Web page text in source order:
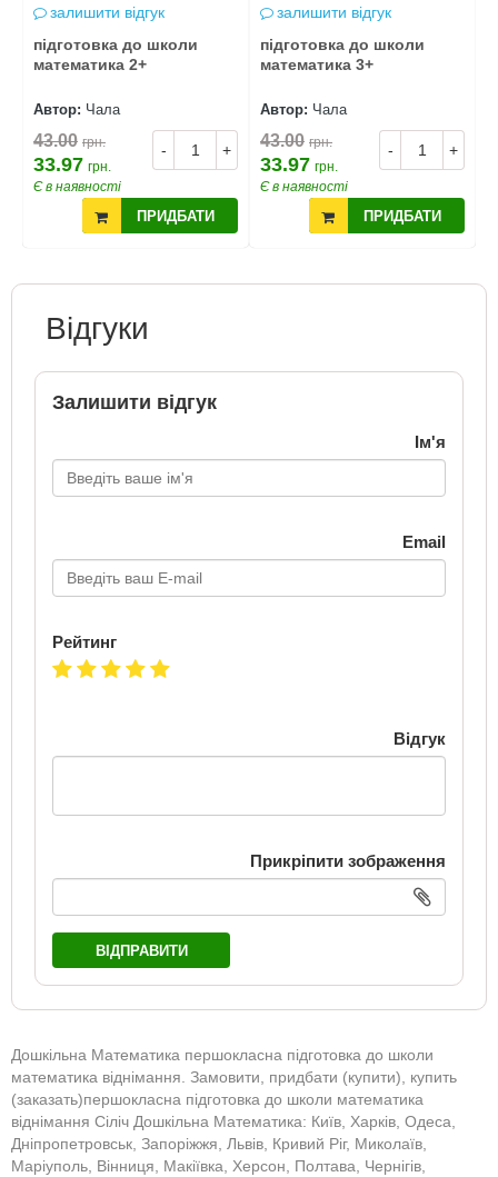
залишити відгук
підготовка до школи
математика 2+
Автор: Чала
- +
43.00 грн.
33.97 грн.
Є в наявності
ПРИДБАТИ
залишити відгук
підготовка до школи
математика 3+
Автор: Чала
- +
43.00 грн.
33.97 грн.
Є в наявності
ПРИДБАТИ
Відгуки
Залишити відгук
Ім'я
Email
Рейтинг
Відгук
Прикріпити зображення
ВІДПРАВИТИ
Дошкільна Математика першокласна підготовка до школи
математика віднімання. Замовити, придбати (купити), купить
(заказать)першокласна підготовка до школи математика
віднімання Сіліч Дошкільна Математика: Київ, Харків, Одеса,
Дніпропетровськ, Запоріжжя, Львів, Кривий Ріг, Миколаїв,
Маріуполь, Вінниця, Макіївка, Херсон, Полтава, Чернігів,